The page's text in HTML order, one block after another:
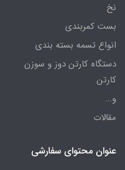
نخ
بست کمربندی
انواع تسمه بسته بندی
دستگاه کارتن دوز و سوزن
کارتن
و...
مقالات
عنوان محتوای سفارشی